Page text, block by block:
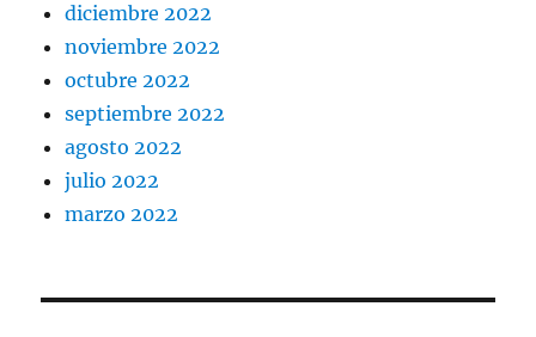
diciembre 2022
noviembre 2022
octubre 2022
septiembre 2022
agosto 2022
julio 2022
marzo 2022